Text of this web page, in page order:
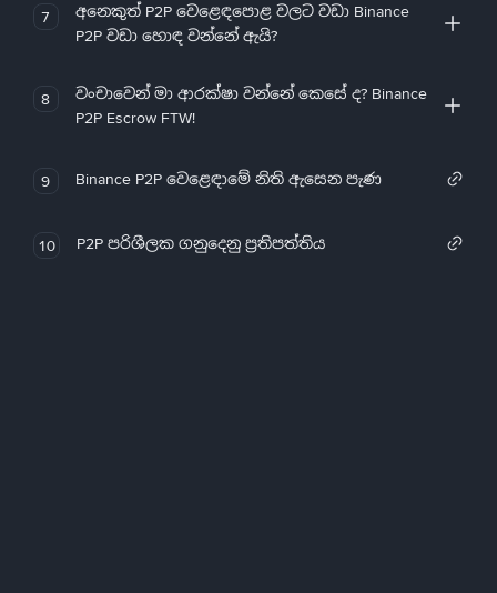
7
අනෙකුත් P2P වෙළෙඳපොළ වලට වඩා Binance
P2P වඩා හොඳ වන්නේ ඇයි?
8
වංචාවෙන් මා ආරක්ෂා වන්නේ කෙසේ ද? Binance
P2P Escrow FTW!
9 Binance P2P වෙළෙඳාමේ නිති ඇසෙන පැණ
10 P2P පරිශීලක ගනුදෙනු ප්‍රතිපත්තිය